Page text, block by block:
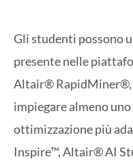
Gli studenti possono
presente nelle
Altair® RapidMiner®,
impiegare almeno
ottimizzazione più
Inspire™, Altair® AI